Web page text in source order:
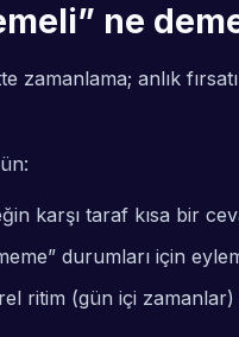
ne
zamanlama; anlık
karşı taraf kısa bir
durumları için
ritim (gün içi zamanlar)